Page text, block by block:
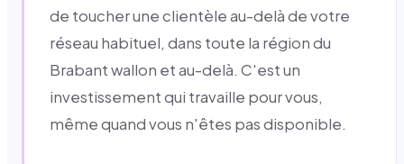
de toucher une clientèle au-delà de votre
réseau habituel, dans toute la région du
Brabant wallon et au-delà. C'est un
investissement qui travaille pour vous,
même quand vous n'êtes pas disponible.